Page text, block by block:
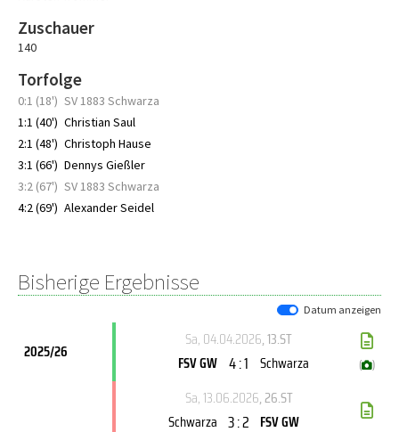
Zuschauer
140
Torfolge
0:1 (18') SV 1883 Schwarza
1:1 (40') Christian Saul
2:1 (48') Christoph Hause
3:1 (66') Dennys Gießler
3:2 (67') SV 1883 Schwarza
4:2 (69') Alexander Seidel
Bisherige Ergebnisse
Datum anzeigen
2025/26
Sa, 04.04.2026, 13.ST
FSV GW 4 : 1 Schwarza ( )
Sa, 13.06.2026, 26.ST
Schwarza 3 : 2 FSV GW